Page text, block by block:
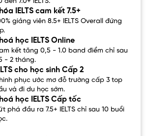
IELTS cam kết 7.5+
giảng viên 8.5+ IELTS Overall đứng
học IELTS Online
kết tăng 0,5 - 1.0 band điểm chỉ sau
- 2 tháng.
cho học sinh Cấp 2
phục ước mơ đỗ trường cấp 3 top
và đi du học sớm.
học IELTS Cấp tốc
phá đầu ra 7.5+ IELTS chỉ sau 10 buổi